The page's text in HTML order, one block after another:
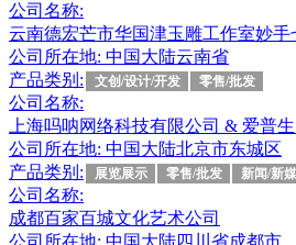
公司名称:
云南德宏芒市华国津玉雕工作室妙手
公司所在地: 中国大陆云南省
产品类别:
文创/设计/开发 零售/批发
公司名称:
上海吗呐网络科技有限公司 & 爱普
公司所在地: 中国大陆北京市东城区
产品类别:
展览展示 零售/批发 新闻/新
公司名称:
成都百家百城文化艺术公司
公司所在地: 中国大陆四川省成都市